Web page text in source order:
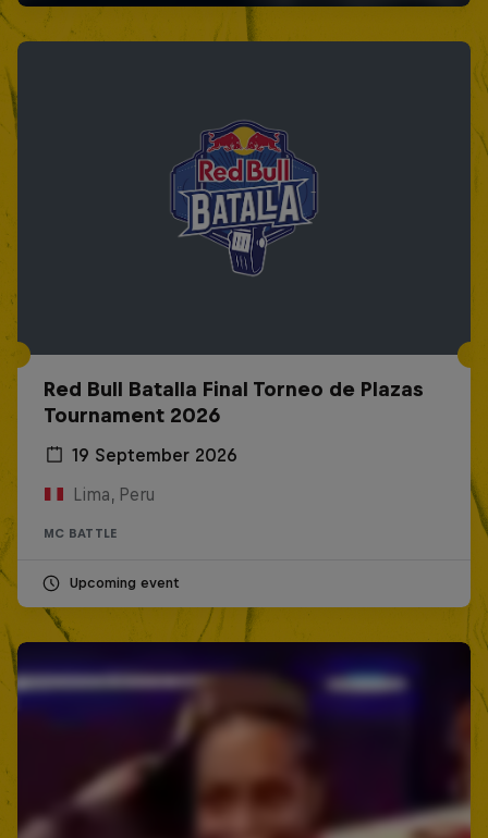
Red Bull Batalla Final Torneo de Plazas
Tournament 2026
19 September 2026
Lima, Peru
MC BATTLE
Upcoming event